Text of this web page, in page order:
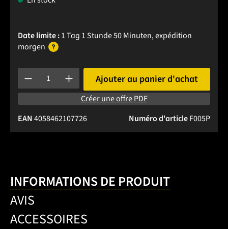
Date limite :1 Tag 1 Stunde 50 Minuten, expédition
morgen
Quantité de produit : Entrez la quantité souhaitée ou
Ajouter au panier d'achat
Créer une offre PDF
Numéro d'articleF005P
EAN4058462107726
INFORMATIONS DE PRODUIT
AVIS
ACCESSOIRES